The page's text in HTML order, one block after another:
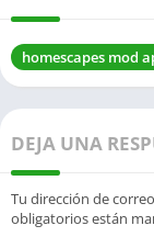
homescapes mod
DEJA UNA
Tu dirección de
obligatorios están